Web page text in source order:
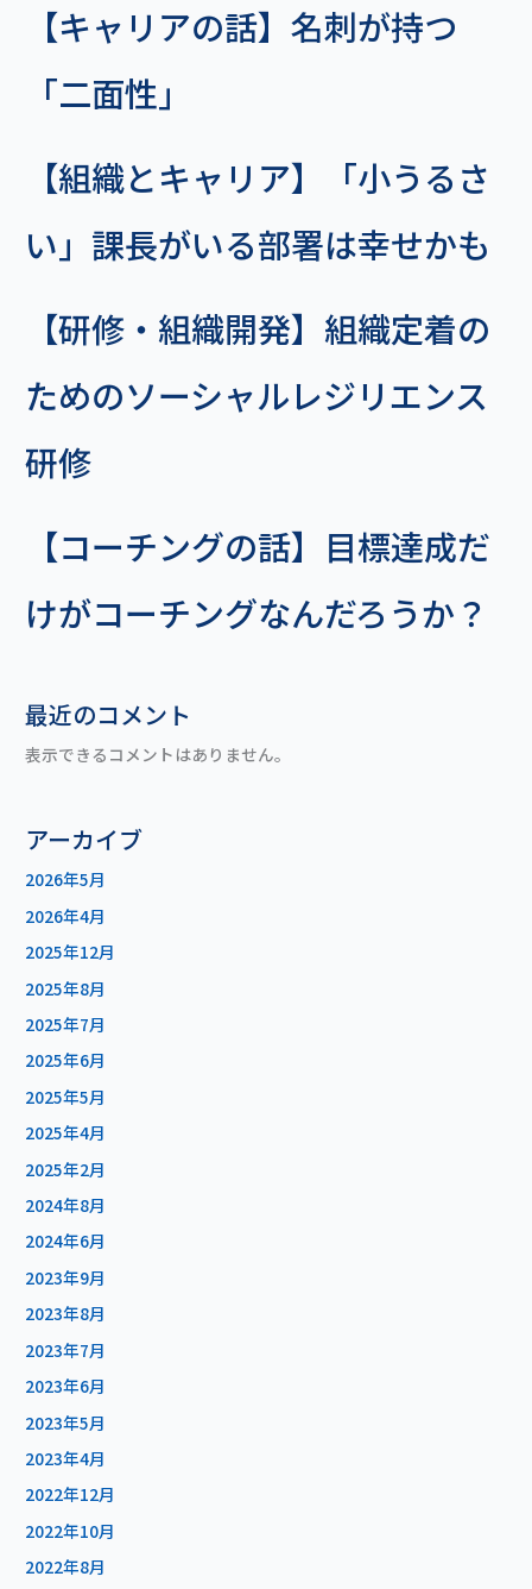
【キャリアの話】名刺が持つ
「二面性」
【組織とキャリア】「小うるさ
い」課長がいる部署は幸せかも
【研修・組織開発】組織定着の
ためのソーシャルレジリエンス
研修
【コーチングの話】目標達成だ
けがコーチングなんだろうか？
最近のコメント
表示できるコメントはありません。
アーカイブ
2026年5月
2026年4月
2025年12月
2025年8月
2025年7月
2025年6月
2025年5月
2025年4月
2025年2月
2024年8月
2024年6月
2023年9月
2023年8月
2023年7月
2023年6月
2023年5月
2023年4月
2022年12月
2022年10月
2022年8月